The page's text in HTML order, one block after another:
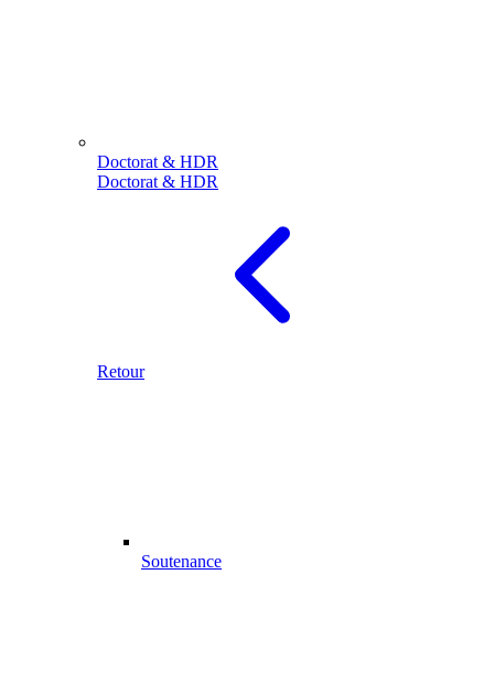
Doctorat & HDR
Doctorat & HDR
Retour
Soutenance